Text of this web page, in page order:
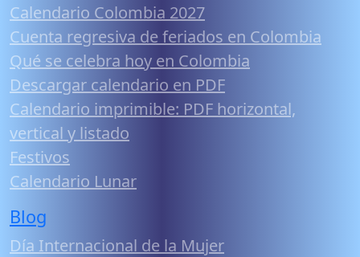
Calendario Colombia 2027
Cuenta regresiva de feriados en Colombia
Qué se celebra hoy en Colombia
Descargar calendario en PDF
Calendario imprimible: PDF horizontal,
vertical y listado
Festivos
Calendario Lunar
Blog
Día Internacional de la Mujer